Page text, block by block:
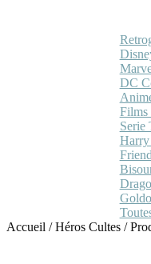
DC
Films
Serie
Harry
Accueil /Héros Cultes /